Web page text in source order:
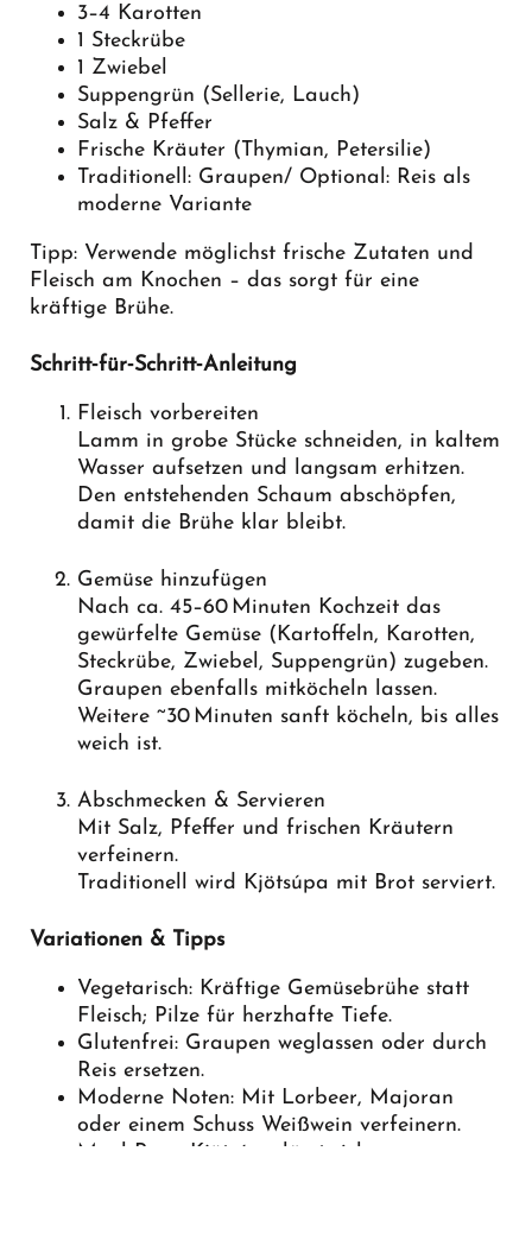
3–4 Karotten
1 Steckrübe
1 Zwiebel
Suppengrün (Sellerie, Lauch)
Salz & Pfeffer
Frische Kräuter (Thymian, Petersilie)
Traditionell: Graupen/ Optional: Reis als
moderne Variante
Tipp: Verwende möglichst frische Zutaten und
Fleisch am Knochen – das sorgt für eine
kräftige Brühe.
Schritt‑für‑Schritt‑Anleitung
Fleisch vorbereiten
Lamm in grobe Stücke schneiden, in kaltem
Wasser aufsetzen und langsam erhitzen.
Den entstehenden Schaum abschöpfen,
damit die Brühe klar bleibt.
Gemüse hinzufügen
Nach ca. 45–60 Minuten Kochzeit das
gewürfelte Gemüse (Kartoffeln, Karotten,
Steckrübe, Zwiebel, Suppengrün) zugeben.
Graupen ebenfalls mitköcheln lassen.
Weitere ~30 Minuten sanft köcheln, bis alles
weich ist.
Abschmecken & Servieren
Mit Salz, Pfeffer und frischen Kräutern
verfeinern.
Traditionell wird Kjötsúpa mit Brot serviert.
Variationen & Tipps
Vegetarisch: Kräftige Gemüsebrühe statt
Fleisch; Pilze für herzhafte Tiefe.
Glutenfrei: Graupen weglassen oder durch
Reis ersetzen.
Moderne Noten: Mit Lorbeer, Majoran
oder einem Schuss Weißwein verfeinern.
Meal‑Prep: Kjötsúpa lässt sich